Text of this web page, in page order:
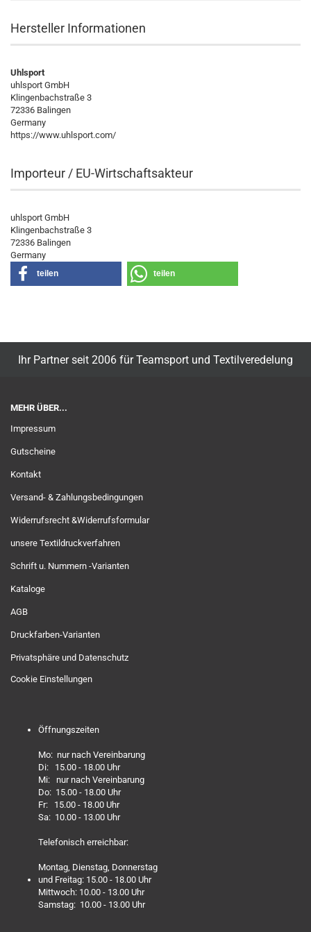
Hersteller Informationen
Uhlsport
uhlsport GmbH
Klingenbachstraße 3
72336 Balingen
Germany
https://www.uhlsport.com/
Importeur / EU-Wirtschaftsakteur
uhlsport GmbH
Klingenbachstraße 3
72336 Balingen
Germany
teilen teilen
Ihr Partner seit 2006 für Teamsport und Textilveredelung
MEHR ÜBER...
Impressum
Gutscheine
Kontakt
Versand- & Zahlungsbedingungen
Widerrufsrecht &Widerrufsformular
unsere Textildruckverfahren
Schrift u. Nummern -Varianten
Kataloge
AGB
Druckfarben-Varianten
Privatsphäre und Datenschutz
Cookie Einstellungen
Öffnungszeiten
Mo: nur nach Vereinbarung
Di: 15.00 - 18.00 Uhr
Mi: nur nach Vereinbarung
Do: 15.00 - 18.00 Uhr
Fr: 15.00 - 18.00 Uhr
Sa: 10.00 - 13.00 Uhr
Telefonisch erreichbar:
Montag, Dienstag, Donnerstag
und Freitag: 15.00 - 18.00 Uhr
Mittwoch: 10.00 - 13.00 Uhr
Samstag: 10.00 - 13.00 Uhr